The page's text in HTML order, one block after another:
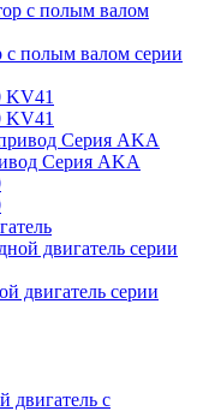
с полым валом серии
KV41
KV41
Серия AKA
двигатель серии
двигатель с